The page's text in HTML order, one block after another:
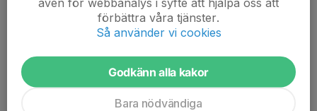
Antal platser: 24 st
förbättra våra tjänster.
Så använder vi cookies
Godkänn alla kakor
Bara nödvändiga